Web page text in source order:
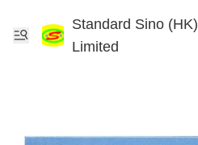
Standard Sino (HK)
Limited